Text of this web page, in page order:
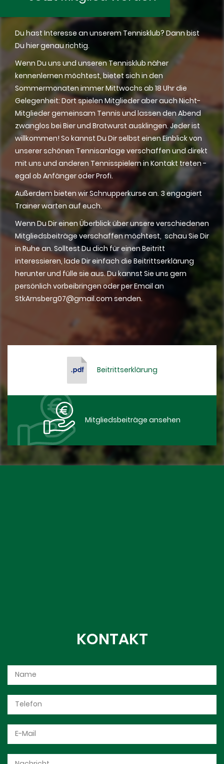
Du hast Interesse an unserem Tennisklub? Dann bist
Du hier genau richtig.
Wenn Du uns und unseren Tennisklub näher
kennenlernen möchtest, bietet sich in den
Sommermonaten immer Mittwochs ab 18 Uhr die
Gelegenheit: Dort spielen Mitglieder aber auch Nicht-
Mitglieder gemeinsam Tennis und lassen den Abend
zwanglos bei Bier und Bratwurst ausklingen. Jeder ist
willkommen! So kannst Du Dir selbst einen Einblick von
unserer schönen Tennisanlage verschaffen und direkt
mit uns und anderen Tennisspielern in Kontakt treten -
egal ob Anfänger oder Profi.
Außerdem bieten wir Schnupperkurse an. 3 engagiert
Trainer warten auf euch.
Wenn Du Dir einen Überblick über unsere verschiedenen
Mitgliedsbeiträge verschaffen möchtest, schau Sie Dir
in Ruhe an. Solltest Du dich für einen Beitritt
interessieren, lade Dir einfach die Beitrittserklärung
herunter und fülle sie aus. Du kannst Sie uns gern
persönlich vorbeibringen oder per Email an
StkArnsberg07@gmail.com senden.
Beitrittserklärung
Mitgliedsbeiträge ansehen
KONTAKT